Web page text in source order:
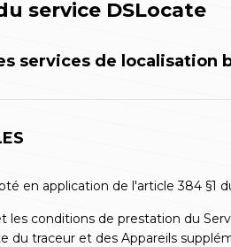
service DSLocate
services de localisation
en application de l'article 384 §1
conditions de prestation du
du traceur et des Appareils